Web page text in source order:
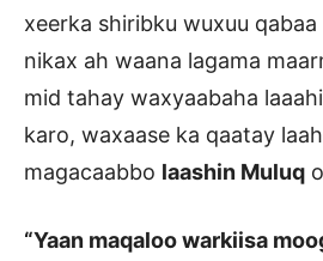
xeerka shiribku wuxuu
nikax ah waana lagama
mid tahay waxyaabaha
karo, waxaase ka qaatay
magacaabbo laashin Muluq
“Yaan maqaloo warkiisa